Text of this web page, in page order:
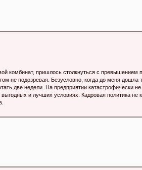
комбинат, пришлось столкнуться с
не подозревая. Безусловно, когда до меня
две недели. На предприятии катастрофически
и лучших условиях. Кадровая политика не